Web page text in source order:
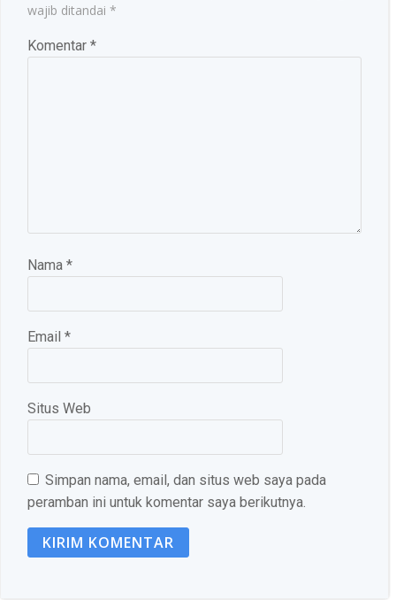
wajib ditandai *
Komentar *
Nama *
Email *
Situs Web
Simpan nama, email, dan situs web saya pada
peramban ini untuk komentar saya berikutnya.